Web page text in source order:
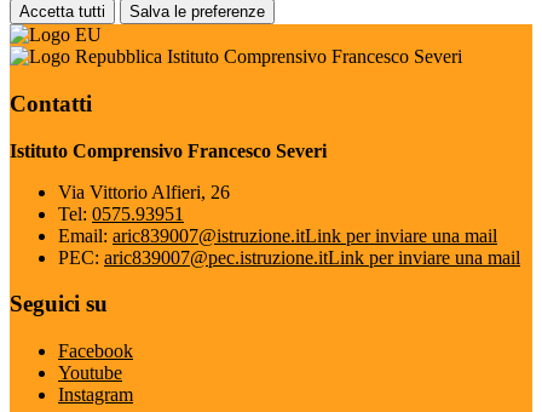
Accetta tutti Salva le preferenze
Istituto Comprensivo Francesco Severi
Contatti
Istituto Comprensivo Francesco Severi
Via Vittorio Alfieri, 26
Tel: 0575.93951
Email: aric839007@istruzione.itLink per inviare una mail
PEC: aric839007@pec.istruzione.itLink per inviare una mail
Seguici su
Facebook
Youtube
Instagram